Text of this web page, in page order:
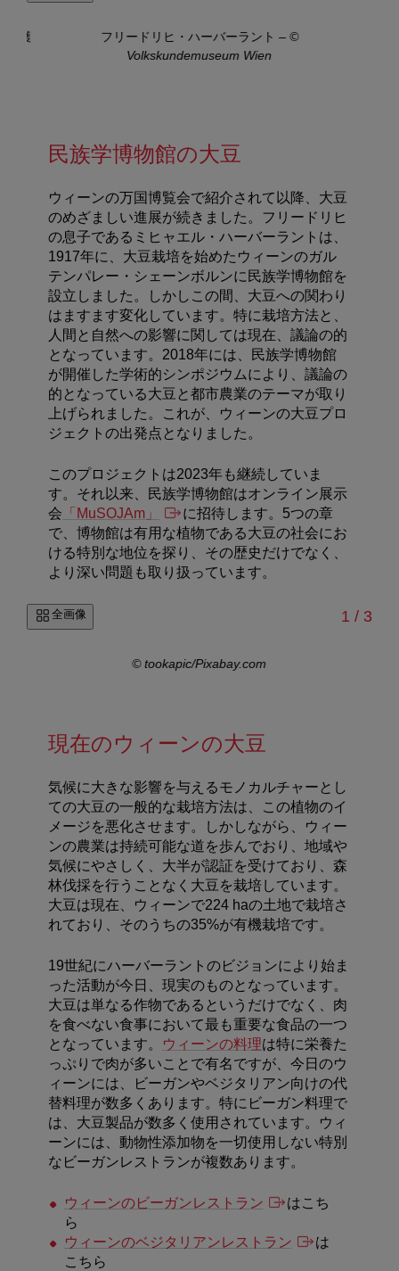
収穫 フリードリヒ・ハーバーラント – ©
Volkskundemuseum Wien
民族学博物館の大豆
ウィーンの万国博覧会で紹介されて以降、大豆
のめざましい進展が続きました。フリードリヒ
の息子であるミヒャエル・ハーバーラントは、
1917年に、大豆栽培を始めたウィーンのガル
テンパレー・シェーンボルンに民族学博物館を
設立しました。しかしこの間、大豆への関わり
はますます変化しています。特に栽培方法と、
人間と自然への影響に関しては現在、議論の的
となっています。2018年には、民族学博物館
が開催した学術的シンポジウムにより、議論の
的となっている大豆と都市農業のテーマが取り
上げられました。これが、ウィーンの大豆プロ
ジェクトの出発点となりました。
このプロジェクトは2023年も継続していま
す。それ以来、民族学博物館はオンライン展示
会 「MuSOJAm」
に招待します。5つの章
で、博物館は有用な植物である大豆の社会にお
ける特別な地位を探り、その歴史だけでなく、
より深い問題も取り扱っています。
全画像 1 // 3
© tookapic/Pixabay.com
現在のウィーンの大豆
気候に大きな影響を与えるモノカルチャーとし
ての大豆の一般的な栽培方法は、この植物のイ
メージを悪化させます。しかしながら、ウィー
ンの農業は持続可能な道を歩んでおり、地域や
気候にやさしく、大半が認証を受けており、森
林伐採を行うことなく大豆を栽培しています。
大豆は現在、ウィーンで224 haの土地で栽培さ
れており、そのうちの35%が有機栽培です。
19世紀にハーバーラントのビジョンにより始ま
った活動が今日、現実のものとなっています。
大豆は単なる作物であるというだけでなく、肉
を食べない食事において最も重要な食品の一つ
となっています。
ウィーンの料理は特に栄養た
っぷりで肉が多いことで有名ですが、今日のウ
ィーンには、ビーガンやベジタリアン向けの代
替料理が数多くあります。特にビーガン料理で
は、大豆製品が数多く使用されています。ウィ
ーンには、動物性添加物を一切使用しない特別
なビーガンレストランが複数あります。
ウィーンのビーガンレストラン
はこち
ら
ウィーンのベジタリアンレストラン
は
こちら